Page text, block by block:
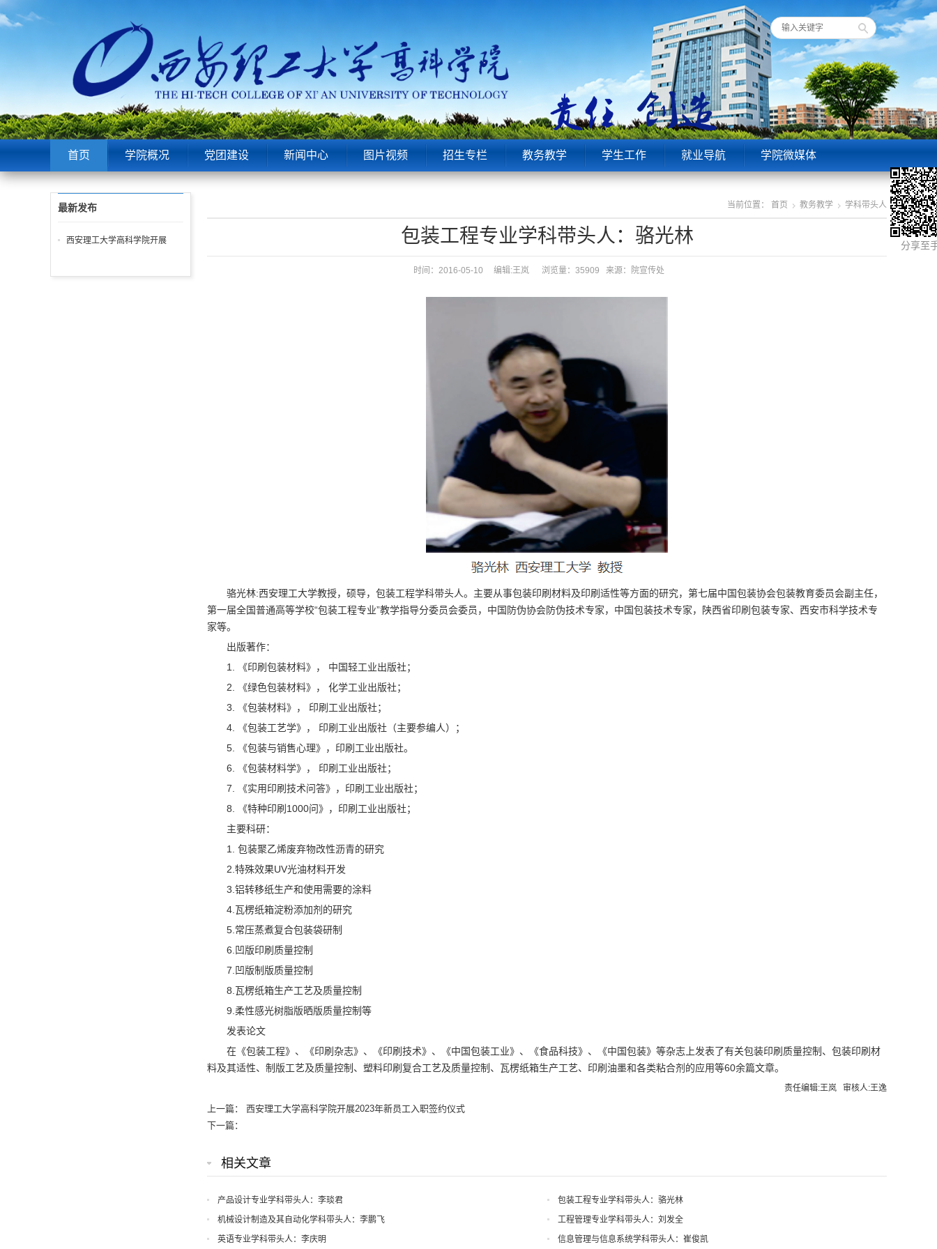
首页 学院概况 党团建设 新闻中心 图片视频 招生专栏 教务教学 学生工作 就业导航 学院微媒体
当前位置： 首页 教务教学 学科带头人
分享至
包装工程专业学科带头人：骆光林
时间：2016-05-10 编辑:王岚 浏览量：35909 来源：院宣传处
骆光林:西安理工大学教授，硕导，包装工程学科带头人。主要从事包装印刷材料及印刷适性等方面的研究，第七届中国包装协会包装教育委员会副主任，
第一届全国普通高等学校“包装工程专业”教学指导分委员会委员，中国防伪协会防伪技术专家，中国包装技术专家，陕西省印刷包装专家、西安市科学技术专
家等。
出版著作：
1. 《印刷包装材料》， 中国轻工业出版社；
2. 《绿色包装材料》， 化学工业出版社；
3. 《包装材料》， 印刷工业出版社；
4. 《包装工艺学》， 印刷工业出版社（主要参编人）；
5. 《包装与销售心理》，印刷工业出版社。
6. 《包装材料学》， 印刷工业出版社；
7. 《实用印刷技术问答》，印刷工业出版社；
8. 《特种印刷1000问》，印刷工业出版社；
主要科研：
1. 包装聚乙烯废弃物改性沥青的研究
2.特殊效果UV光油材料开发
3.铝转移纸生产和使用需要的涂料
4.瓦楞纸箱淀粉添加剂的研究
5.常压蒸煮复合包装袋研制
6.凹版印刷质量控制
7.凹版制版质量控制
8.瓦楞纸箱生产工艺及质量控制
9.柔性感光树脂版晒版质量控制等
发表论文
在《包装工程》、《印刷杂志》、《印刷技术》、《中国包装工业》、《食品科技》、《中国包装》等杂志上发表了有关包装印刷质量控制、包装印刷材
料及其适性、制版工艺及质量控制、塑料印刷复合工艺及质量控制、瓦楞纸箱生产工艺、印刷油墨和各类粘合剂的应用等60余篇文章。
责任编辑:王岚 审核人:王逸
上一篇： 西安理工大学高科学院开展2023年新员工入职签约仪式
下一篇：
相关文章
产品设计专业学科带头人：李琰君
包装工程专业学科带头人：骆光林
机械设计制造及其自动化学科带头人：李鹏飞
工程管理专业学科带头人：刘发全
英语专业学科带头人：李庆明
信息管理与信息系统学科带头人：崔俊凯
最新发布
西安理工大学高科学院开展